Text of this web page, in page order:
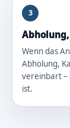
3
Wenn das
Abholung,
vereinbart –
ist.